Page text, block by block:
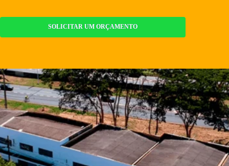
SOLICITAR UM ORÇAMENTO